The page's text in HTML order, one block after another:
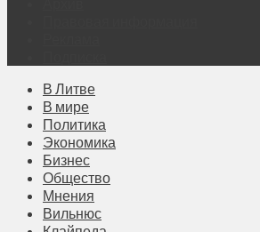
В Литве
В мире
Политика
Экономика
Бизнес
Общество
Мнения
Вильнюс